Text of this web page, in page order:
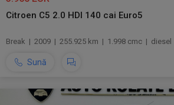
Citroen C5 2.0 HDI 140 cai Euro5
Break | 2009 | 255.925 km | 1.998 cmc | diesel
Sună